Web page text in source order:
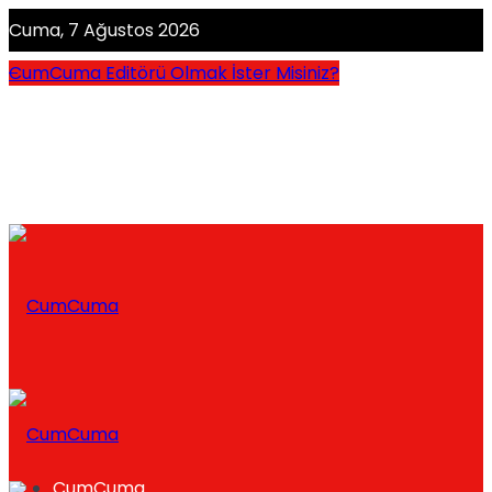
Cuma, 7 Ağustos 2026
CumCuma Editörü Olmak İster Misiniz?